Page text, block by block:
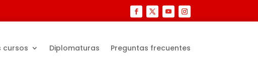
cursos Diplomaturas Preguntas frecuentes